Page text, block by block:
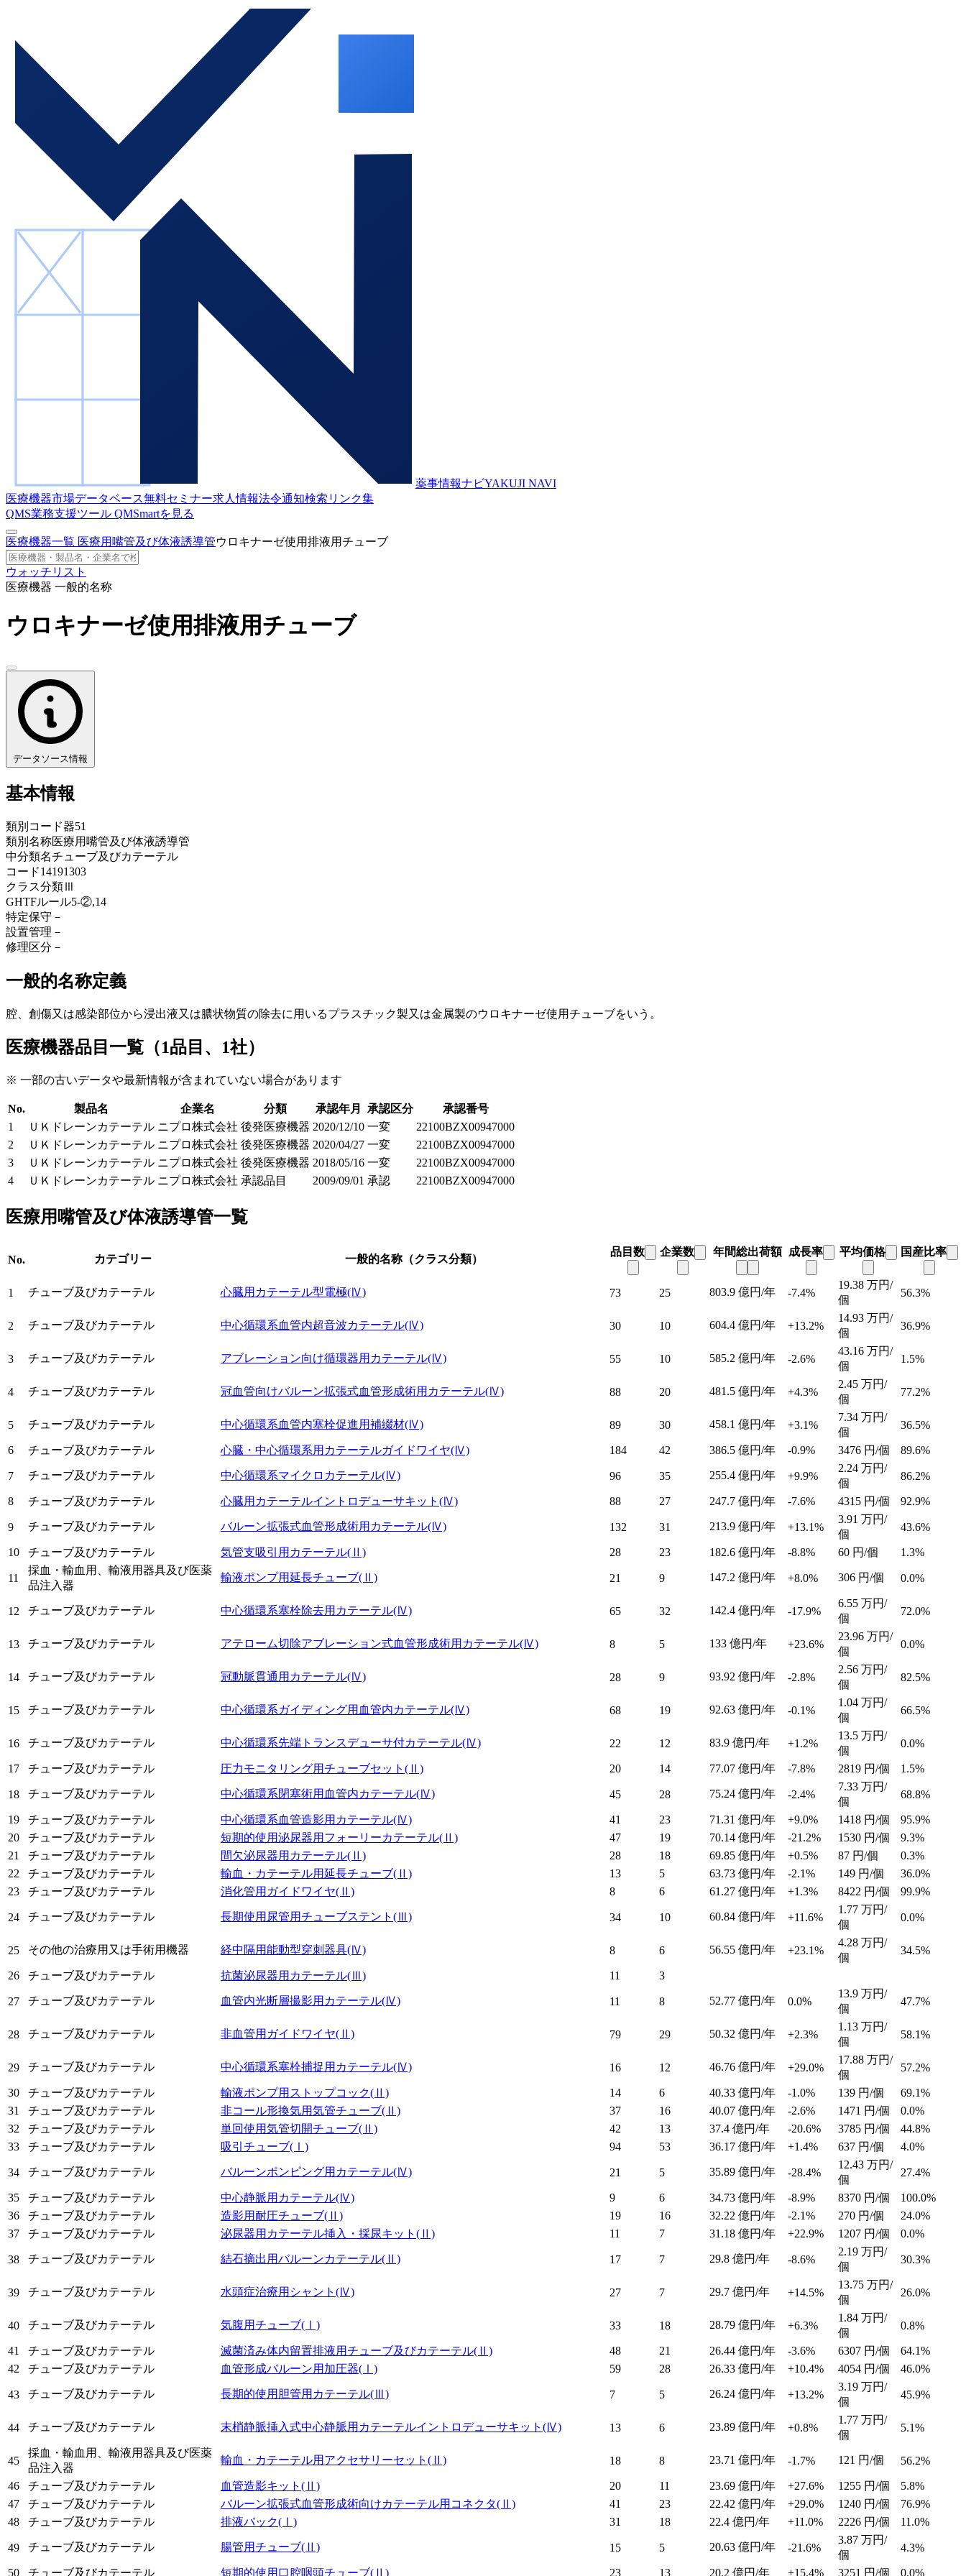
薬事情報ナビYAKUJI NAVI
医療機器市場データベース無料セミナー求人情報法令通知検索 リンク集
QMS業務支援ツール QMSmartを見る
医療機器一覧 医療用嘴管及び体液誘導管ウロキナーゼ使用排液用チューブ
ウォッチリスト
医療機器 一般的名称
ウロキナーゼ使用排液用チューブ
データソース情報
基本情報
類別コード器51
類別名称医療用嘴管及び体液誘導管
中分類名チューブ及びカテーテル
コード14191303
クラス分類Ⅲ
GHTFルール5-②,14
特定保守 －
設置管理 －
修理区分 －
一般的名称定義
腔、創傷又は感染部位から浸出液又は膿状物質の除去に用いるプラスチック製又は金属製のウロキナーゼ使用チューブをいう。
医療機器品目一覧（1品目、1社）
※ 一部の古いデータや最新情報が含まれていない場合があります
No. 製品名 企業名 分類 承認年月 承認区分
承認番号
1
ＵＫドレーンカテーテル ニプロ株式会社 後発医療機器 2020/12/10 一変
22100BZX00947000
2
ＵＫドレーンカテーテル ニプロ株式会社 後発医療機器 2020/04/27 一変
22100BZX00947000
3
ＵＫドレーンカテーテル ニプロ株式会社 後発医療機器 2018/05/16 一変
22100BZX00947000
4
ＵＫドレーンカテーテル ニプロ株式会社 承認品目 2009/09/01 承認 22100BZX00947000
医療用嘴管及び体液誘導管一覧
No. カテゴリー 一般的名称（クラス分類）
品目数 企業数 年間総出荷額 成長率 平均価格 国産比率
1 チューブ及びカテーテル 心臓用カテーテル型電極(Ⅳ) 73 25 803.9 億円/年 -7.4%
19.38 万円/
個
56.3%
2 チューブ及びカテーテル 中心循環系血管内超音波カテーテル(Ⅳ) 30 10 604.4 億円/年 +13.2%
14.93 万円/
個
36.9%
3 チューブ及びカテーテル アブレーション向け循環器用カテーテル(Ⅳ) 55 10 585.2 億円/年 -2.6%
43.16 万円/
個
1.5%
4 チューブ及びカテーテル 冠血管向けバルーン拡張式血管形成術用カテーテル(Ⅳ) 88 20 481.5 億円/年 +4.3%
2.45 万円/
個
77.2%
5 チューブ及びカテーテル 中心循環系血管内塞栓促進用補綴材(Ⅳ) 89 30 458.1 億円/年 +3.1%
7.34 万円/
個
36.5%
6 チューブ及びカテーテル 心臓・中心循環系用カテーテルガイドワイヤ(Ⅳ) 184 42 386.5 億円/年 -0.9% 3476 円/個 89.6%
7 チューブ及びカテーテル 中心循環系マイクロカテーテル(Ⅳ) 96 35 255.4 億円/年 +9.9%
2.24 万円/
個
86.2%
8 チューブ及びカテーテル 心臓用カテーテルイントロデューサキット (Ⅳ) 88 27 247.7 億円/年 -7.6% 4315 円/個 92.9%
9 チューブ及びカテーテル バルーン拡張式血管形成術用カテーテル(Ⅳ) 132 31 213.9 億円/年 +13.1%
3.91 万円/
個
43.6%
10 チューブ及びカテーテル 気管支吸引用カテーテル(Ⅱ) 28 23 182.6 億円/年 -8.8% 60 円/個 1.3%
11
採血・輸血用、輸液用器具及び医薬
品注入器
輸液ポンプ用延長チューブ(Ⅱ) 21 9 147.2 億円/年 +8.0% 306 円/個 0.0%
12 チューブ及びカテーテル 中心循環系塞栓除去用カテーテル(Ⅳ) 65 32 142.4 億円/年 -17.9%
6.55 万円/
個
72.0%
13 チューブ及びカテーテル アテローム切除アブレーション式血管形成術用カテーテル(Ⅳ) 8 5 133 億円/年 +23.6%
23.96 万円/
個
0.0%
14 チューブ及びカテーテル 冠動脈貫通用カテーテル(Ⅳ) 28 9 93.92 億円/年 -2.8%
2.56 万円/
個
82.5%
15 チューブ及びカテーテル 中心循環系ガイディング用血管内カテーテル(Ⅳ) 68 19 92.63 億円/年 -0.1%
1.04 万円/
個
66.5%
16 チューブ及びカテーテル 中心循環系先端トランスデューサ付カテーテル(Ⅳ) 22 12 83.9 億円/年 +1.2%
13.5 万円/
個
0.0%
17 チューブ及びカテーテル 圧力モニタリング用チューブセット (Ⅱ) 20 14 77.07 億円/年 -7.8% 2819 円/個 1.5%
18 チューブ及びカテーテル 中心循環系閉塞術用血管内カテーテル(Ⅳ) 45 28 75.24 億円/年 -2.4%
7.33 万円/
個
68.8%
19 チューブ及びカテーテル 中心循環系血管造影用カテーテル(Ⅳ) 41 23 71.31 億円/年 +9.0% 1418 円/個
95.9%
20
チューブ及びカテーテル 短期的使用泌尿器用フォーリーカテーテル(Ⅱ) 47 19 70.14 億円/年 -21.2% 1530 円/個
9.3%
21
チューブ及びカテーテル 間欠泌尿器用カテーテル(Ⅱ) 28 18 69.85 億円/年 +0.5% 87 円/個
0.3%
22
チューブ及びカテーテル 輸血・カテーテル用延長チューブ(Ⅱ) 13 5 63.73 億円/年 -2.1% 149 円/個
36.0%
23
チューブ及びカテーテル 消化管用ガイドワイヤ(Ⅱ) 8 6 61.27 億円/年 +1.3% 8422 円/個 99.9%
24 チューブ及びカテーテル 長期使用尿管用チューブステント (Ⅲ) 34 10 60.84 億円/年 +11.6%
1.77 万円/
個
0.0%
25 その他の治療用又は手術用機器 経中隔用能動型穿刺器具(Ⅳ) 8 6 56.55 億円/年 +23.1%
4.28 万円/
個
34.5%
26 チューブ及びカテーテル 抗菌泌尿器用カテーテル(Ⅲ) 11 3
27 チューブ及びカテーテル 血管内光断層撮影用カテーテル(Ⅳ) 11 8 52.77 億円/年 0.0%
13.9 万円/
個
47.7%
28 チューブ及びカテーテル 非血管用ガイドワイヤ(Ⅱ) 79 29 50.32 億円/年 +2.3%
1.13 万円/
個
58.1%
29 チューブ及びカテーテル 中心循環系塞栓捕捉用カテーテル(Ⅳ) 16 12 46.76 億円/年 +29.0%
17.88 万円/
個
57.2%
30 チューブ及びカテーテル 輸液ポンプ用ストップコック(Ⅱ) 14 6 40.33 億円/年 -1.0% 139 円/個
69.1%
31
チューブ及びカテーテル 非コール形換気用気管チューブ(Ⅱ) 37 16 40.07 億円/年 -2.6% 1471 円/個
0.0%
32
チューブ及びカテーテル 単回使用気管切開チューブ(Ⅱ) 42 13 37.4 億円/年 -20.6% 3785 円/個
44.8%
33
チューブ及びカテーテル 吸引チューブ(Ⅰ) 94 53 36.17 億円/年 +1.4% 637 円/個 4.0%
34 チューブ及びカテーテル バルーンポンピング用カテーテル(Ⅳ) 21 5 35.89 億円/年 -28.4%
12.43 万円/
個
27.4%
35 チューブ及びカテーテル 中心静脈用カテーテル(Ⅳ) 9 6 34.73 億円/年 -8.9% 8370 円/個
100.0%
36
チューブ及びカテーテル 造影用耐圧チューブ(Ⅱ) 19 16 32.22 億円/年 -2.1% 270 円/個
24.0%
37
チューブ及びカテーテル 泌尿器用カテーテル挿入・採尿キット (Ⅱ) 11 7 31.18 億円/年 +22.9% 1207 円/個 0.0%
38 チューブ及びカテーテル 結石摘出用バルーンカテーテル(Ⅱ) 17 7 29.8 億円/年 -8.6%
2.19 万円/
個
30.3%
39 チューブ及びカテーテル 水頭症治療用シャント (Ⅳ) 27 7 29.7 億円/年 +14.5%
13.75 万円/
個
26.0%
40 チューブ及びカテーテル 気腹用チューブ(Ⅰ) 33 18 28.79 億円/年 +6.3%
1.84 万円/
個
0.8%
41 チューブ及びカテーテル 滅菌済み体内留置排液用チューブ及びカテーテル(Ⅱ) 48 21 26.44 億円/年 -3.6% 6307 円/個
64.1%
42
チューブ及びカテーテル 血管形成バルーン用加圧器(Ⅰ) 59 28 26.33 億円/年 +10.4% 4054 円/個 46.0%
43 チューブ及びカテーテル 長期的使用胆管用カテーテル(Ⅲ) 7 5 26.24 億円/年 +13.2%
3.19 万円/
個
45.9%
44 チューブ及びカテーテル 末梢静脈挿入式中心静脈用カテーテルイントロデューサキット (Ⅳ) 13 6 23.89 億円/年 +0.8%
1.77 万円/
個
5.1%
45
採血・輸血用、輸液用器具及び医薬
品注入器
輸血・カテーテル用アクセサリーセット (Ⅱ) 18 8 23.71 億円/年 -1.7% 121 円/個 56.2%
46 チューブ及びカテーテル 血管造影キット (Ⅱ) 20 11 23.69 億円/年 +27.6% 1255 円/個
5.8%
47
チューブ及びカテーテル バルーン拡張式血管形成術向けカテーテル用コネクタ(Ⅱ) 41 23 22.42 億円/年 +29.0% 1240 円/個
76.9%
48
チューブ及びカテーテル 排液バック(Ⅰ) 31 18 22.4 億円/年 +11.0% 2226 円/個 11.0%
49 チューブ及びカテーテル 腸管用チューブ(Ⅱ) 15 5 20.63 億円/年 -21.6%
3.87 万円/
個
4.3%
50 チューブ及びカテーテル 短期的使用口腔咽頭チューブ(Ⅱ) 23 13 20.2 億円/年 +15.4% 3251 円/個 0.0%